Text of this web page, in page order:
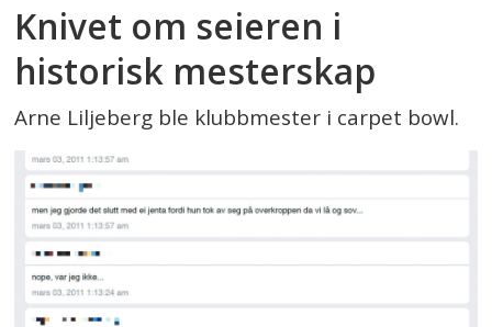
Knivet om seieren i
historisk mesterskap
Arne Liljeberg ble klubbmester i carpet bowl.